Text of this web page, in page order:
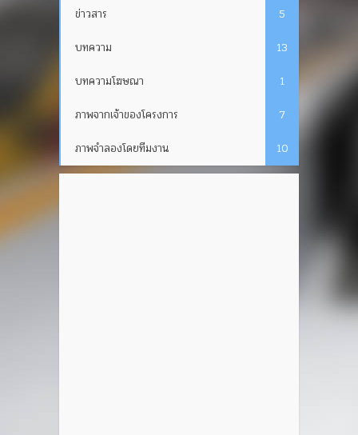
ข่าวสาร
5
บทความ
13
บทความโฆษณา
1
ภาพจากเจ้าของโครงการ
7
ภาพจำลองโดยทีมงาน
10